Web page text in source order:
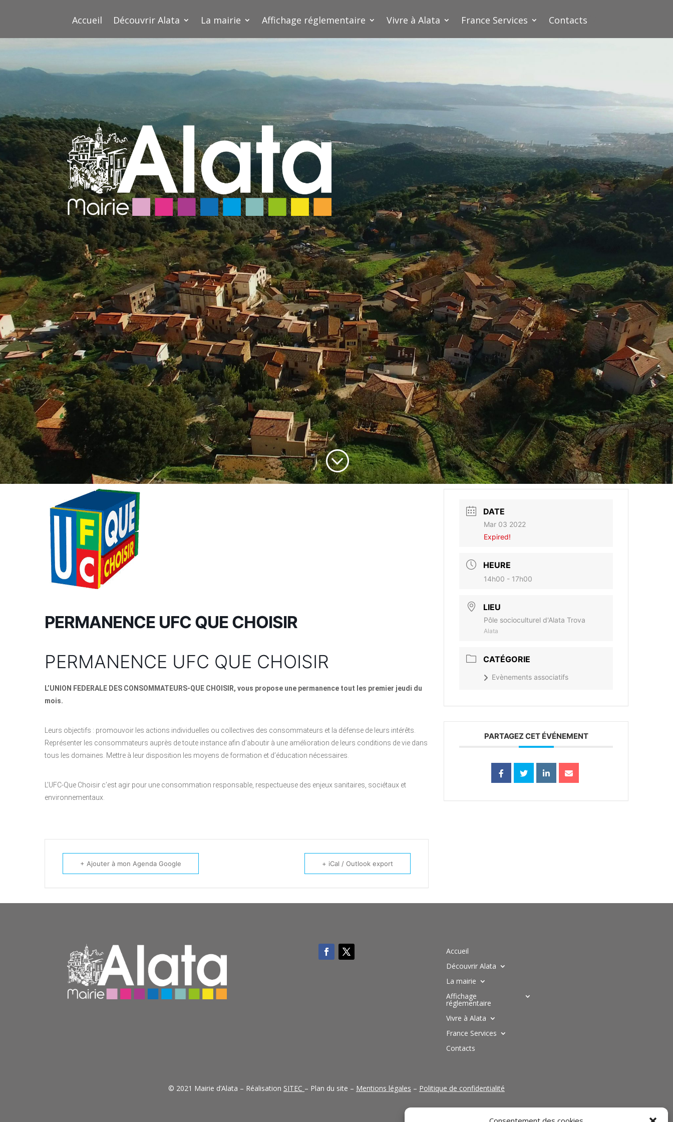
Accueil Découvrir Alata La mairie Affichage réglementaire Vivre à Alata France Services Contacts
;
PERMANENCE UFC QUE CHOISIR
PERMANENCE UFC QUE CHOISIR
L’UNION FEDERALE DES CONSOMMATEURS-QUE CHOISIR, vous propose une permanence tout les premier jeudi du
mois.
Leurs objectifs : promouvoir les actions individuelles ou collectives des consommateurs et la défense de leurs intérêts.
Représenter les consommateurs auprès de toute instance afin d’aboutir à une amélioration de leurs conditions de vie dans
tous les domaines. Mettre à leur disposition les moyens de formation et d’éducation nécessaires.
L’UFC-Que Choisir c’est agir pour une consommation responsable, respectueuse des enjeux sanitaires, sociétaux et
environnementaux.
+ Ajouter à mon Agenda Google + iCal / Outlook export
DATE
Mar 03 2022
Expired!
HEURE
14h00 - 17h00
LIEU
Pôle socioculturel d'Alata Trova
Alata
CATÉGORIE
Evènements associatifs
PARTAGEZ CET ÉVÉNEMENT
Accueil
Découvrir Alata
La mairie
Affichage
réglementaire
Vivre à Alata
France Services
Contacts
© 2021 Mairie d’Alata – Réalisation SITEC – Plan du site – Mentions légales – Politique de confidentialité